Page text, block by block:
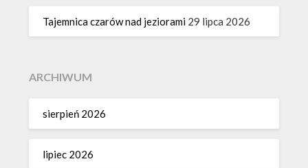
Tajemnica czarów nad jeziorami 29 lipca 2026
ARCHIWUM
sierpień 2026
lipiec 2026